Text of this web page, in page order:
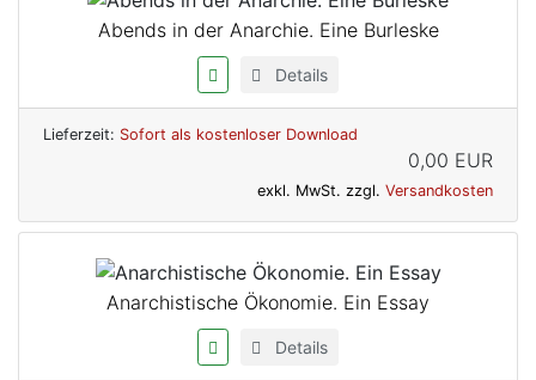
Abends in der Anarchie. Eine Burleske
Details
Lieferzeit: Sofort als kostenloser Download
0,00 EUR
exkl. MwSt. zzgl. Versandkosten
Anarchistische Ökonomie. Ein Essay
Details